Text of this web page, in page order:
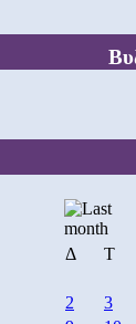
Δ
Τ
2
3